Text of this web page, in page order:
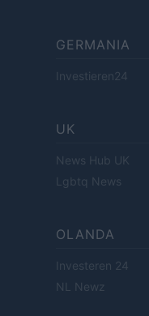
GERMANIA
Investieren24
UK
News Hub UK
Lgbtq News
OLANDA
Investeren 24
NL Newz